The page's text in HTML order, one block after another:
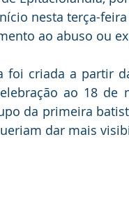
nesta terça-
ao abuso ou
foi criada a partir
ao 18 de
da primeira
dar mais